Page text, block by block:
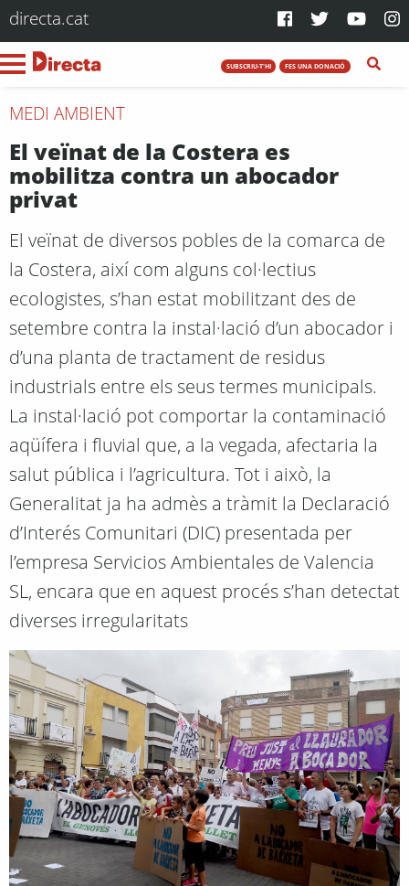
directa.cat
SUBSCRIU-T'HI FES UNA DONACIÓ
MEDI AMBIENT
El veïnat de la Costera es
mobilitza contra un abocador
privat
El veïnat de diversos pobles de la comarca de
la Costera, així com alguns col·lectius
ecologistes, s’han estat mobilitzant des de
setembre contra la instal·lació d’un abocador i
d’una planta de tractament de residus
industrials entre els seus termes municipals.
La instal·lació pot comportar la contaminació
aqüífera i fluvial que, a la vegada, afectaria la
salut pública i l’agricultura. Tot i això, la
Generalitat ja ha admès a tràmit la Declaració
d’Interés Comunitari (DIC) presentada per
l’empresa Servicios Ambientales de Valencia
SL, encara que en aquest procés s’han detectat
diverses irregularitats